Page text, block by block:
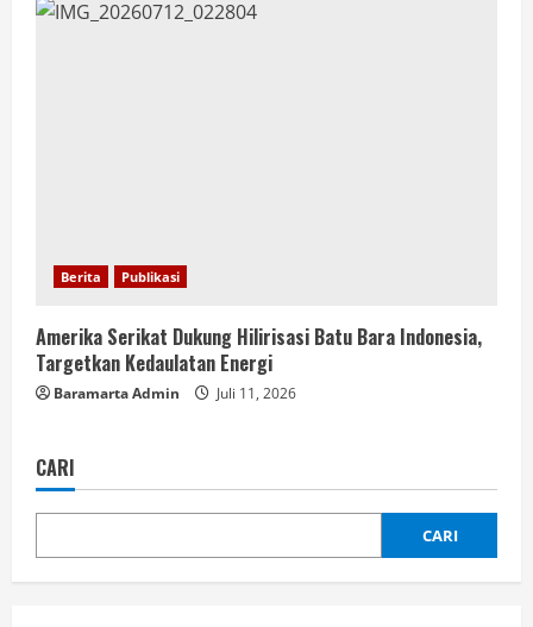
Berita Publikasi
Amerika Serikat Dukung Hilirisasi Batu Bara Indonesia,
Targetkan Kedaulatan Energi
Baramarta Admin Juli 11, 2026
CARI
CARI